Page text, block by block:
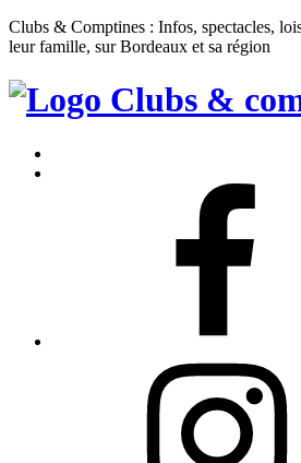
Clubs & Comptines : Infos, spectacles,
leur famille, sur Bordeaux et sa région
Clubs
Comptines